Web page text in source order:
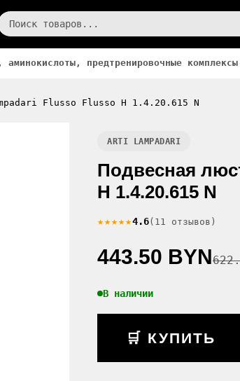
аминокислоты, предтренировочные
Flusso Flusso H 1.4.20.615 N
ARTI LAMPADARI
Подвесная
H 1.4.20.615 N
★★★★★4.6(11 отзывов)
443.50 BYN
В наличии
🛒 КУПИТЬ